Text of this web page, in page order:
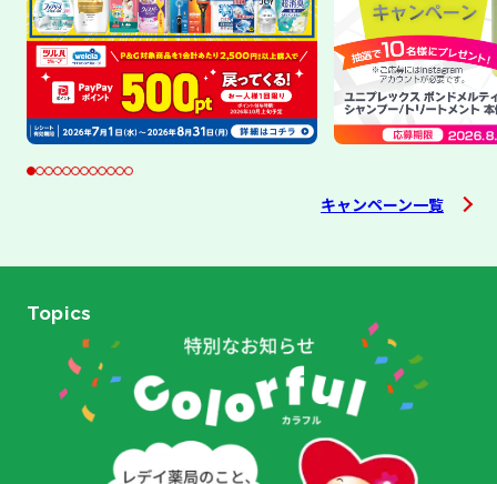
キャンペーン一覧
Topics